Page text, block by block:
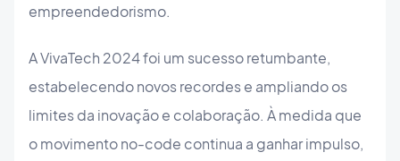
empreendedorismo.
A VivaTech 2024 foi um sucesso retumbante,
estabelecendo novos recordes e ampliando os
limites da inovação e colaboração. À medida que
o movimento no-code continua a ganhar impulso,